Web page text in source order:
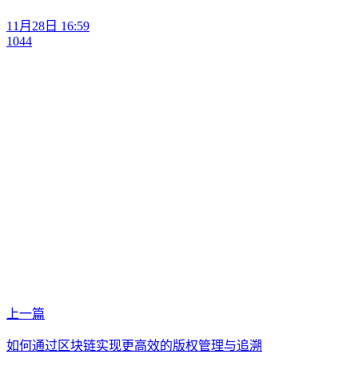
11月28日 16:59
1044
上一篇
如何通过区块链实现更高效的版权管理与追溯